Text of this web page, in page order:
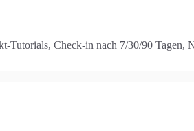
Check-in nach 7/30/90